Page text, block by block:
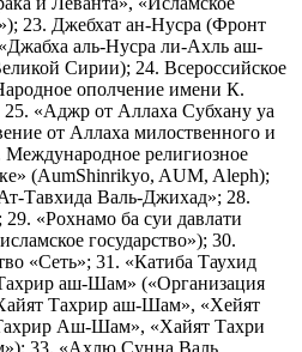
23. Джебхат ан-Нусра (Фронт
аль-Нусра ли-Ахль аш-
Сирии); 24. Всероссийское
ополчение имени К.
«Аджр от Аллаха Субхану уа
от Аллаха милоственного и
религиозное
(AumShinrikyo, AUM, Aleph);
Тавхида Валь-Джихад»; 28.
«Рохнамо ба суи давлати
государство»); 30.
«Сеть»; 31. «Катиба Таухид
аш-Шам» («Организация
Тахрир аш-Шам», «Хейят
Аш-Шам», «Хайят Тахри
33. «Ахлю Сунна Валь